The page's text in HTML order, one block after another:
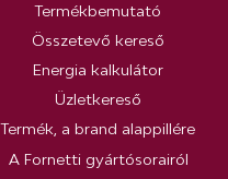
Termékbemutató
Összetevő kereső
Energia kalkulátor
Üzletkereső
Termék, a brand alappillére
A Fornetti gyártósorairól